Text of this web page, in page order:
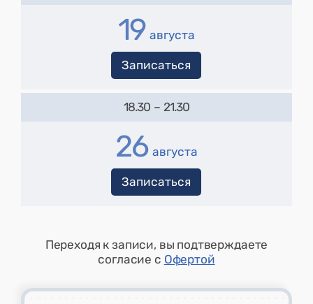
19 августа
Записаться
18.30 – 21.30
26 августа
Записаться
Переходя к записи, вы подтверждаете
согласие с Офертой